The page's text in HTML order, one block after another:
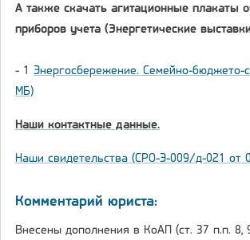
А также скачать агитационные плакаты
приборов учета (Энергетические
- 1 Энергосбережение. Семейно-бюджето-
МБ)
Наши контактные данные.
Наши свидетельства (СРО-Э-009/д-021 от
Комментарий юриста:
Внесены дополнения в КоАП (ст. 37 п.п.